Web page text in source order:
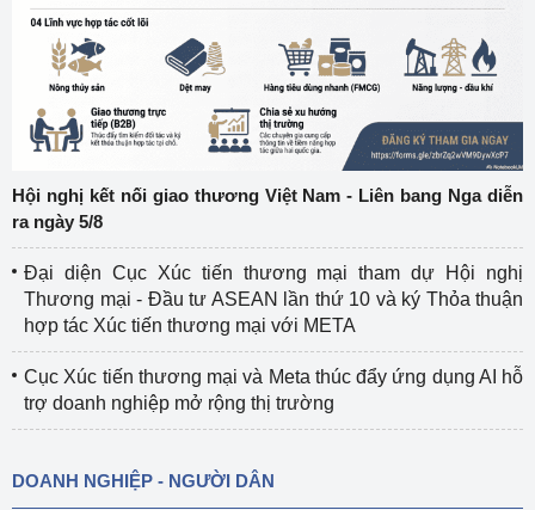
Hội nghị kết nối giao thương Việt Nam - Liên bang Nga diễn
ra ngày 5/8
Đại diện Cục Xúc tiến thương mại tham dự Hội nghị
Thương mại - Đầu tư ASEAN lần thứ 10 và ký Thỏa thuận
hợp tác Xúc tiến thương mại với META
Cục Xúc tiến thương mại và Meta thúc đẩy ứng dụng AI hỗ
trợ doanh nghiệp mở rộng thị trường
DOANH NGHIỆP - NGƯỜI DÂN